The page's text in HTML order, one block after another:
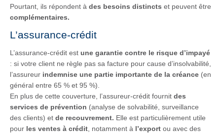
Pourtant, ils répondent à des besoins distincts et peuvent être
complémentaires.
L’assurance-crédit
L’assurance-crédit est une garantie contre le risque d’impayé
: si votre client ne règle pas sa facture pour cause d’insolvabilité,
l’assureur indemnise une partie importante de la créance (en
général entre 65 % et 95 %).
En plus de cette couverture, l’assureur-crédit fournit des
services de prévention (analyse de solvabilité, surveillance
des clients) et de recouvrement. Elle est particulièrement utile
pour les ventes à crédit , notamment à l’export ou avec des